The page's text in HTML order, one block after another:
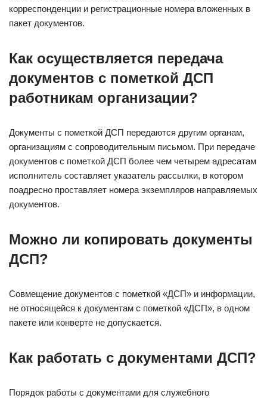
корреспонденции и регистрационные номера вложенных в
пакет документов.
Как осуществляется передача
документов с пометкой ДСП
работникам организации?
Документы с пометкой ДСП передаются другим органам,
организациям с сопроводительным письмом. При передаче
документов с пометкой ДСП более чем четырем адресатам
исполнитель составляет указатель рассылки, в котором
поадресно проставляет номера экземпляров направляемых
документов.
Можно ли копировать документы
ДСП?
Совмещение документов с пометкой «ДСП» и информации,
не относящейся к документам с пометкой «ДСП», в одном
пакете или конверте не допускается.
Как работать с документами ДСП?
Порядок работы с документами для служебного